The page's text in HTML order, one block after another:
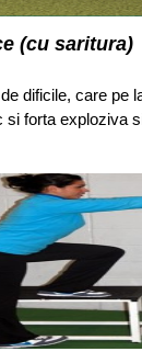
(cu saritura)
dificile, care pe
si forta exploziva